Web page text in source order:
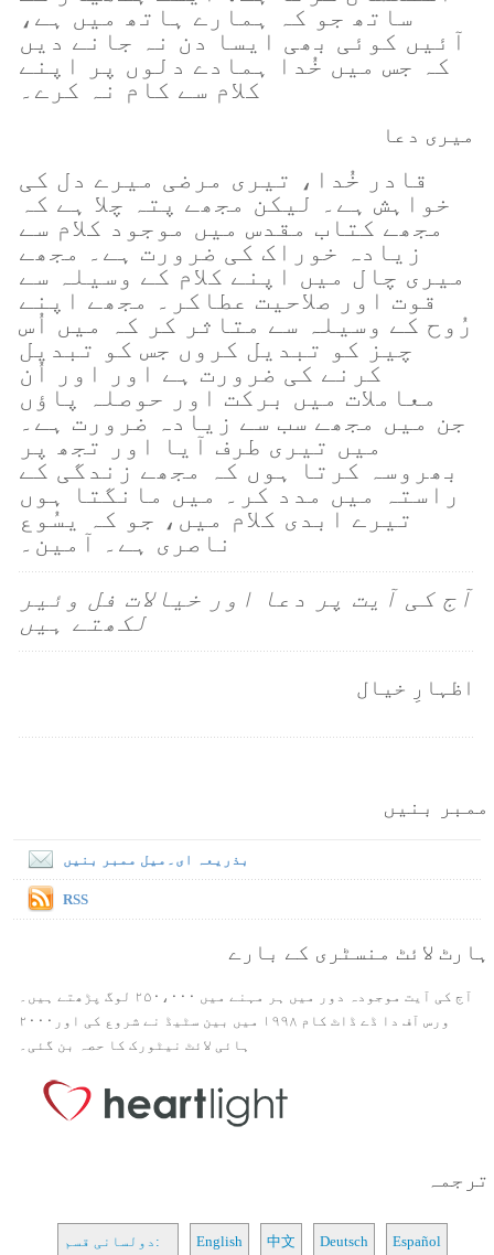
ساتھ جو کہ ہمارے ہاتھ میں ہے،
آئیں کوئی بھی ایسا دن نہ جانے دیں
کہ جس میں خُدا ہمادے دلوں پر اپنے
کلام سے کام نہ کرے۔
میری دعا
قادر خُدا، تیری مرضی میرے دل کی
خواہش ہے۔ لیکن مجھے پتہ چلا ہے کہ
مجھے کتاب مقدس میں موجود کلام سے
زیادہ خوراک کی ضرورت ہے۔ مجھے
میری چال میں اپنے کلام کے وسیلہ سے
قوت اور صلاحیت عطاکر۔ مجھے اپنے
رُوح کے وسیلہ سے متاثر کر کہ میں اُس
چیز کو تبدیل کروں جس کو تبدیل
کرنے کی ضرورت ہے اور اور اُن
معاملات میں برکت اور حوصلہ پاؤں
جن میں مجھے سب سے زیادہ ضرورت ہے۔
میں تیری طرف آیا اور تجھ پر
بھروسہ کرتا ہوں کہ مجھے زندگی کے
راستہ میں مدد کر۔ میں مانگتا ہوں
تیرے ابدی کلام میں، جو کہ یسُوع
ناصری ہے۔ آمین۔
آج کی آیت پر دعا اور خیالات فل وئیر
لکھتے ہیں
اظہارِ خیال
ممبر بنیں
بذریعہ ای۔میل ممبر بنیں
RSS
ہارٹ لائٹ منسٹری کے بارے
آج کی آیت موجودہ دور میں ہر مہنے میں ۲۵۰،۰۰۰ لوگ پڑھتے ہیں۔
ورس آف دا ڈے ڈاٹ کام ۱۹۹۸ میں بین سٹیڈ نے شروع کی اور۲۰۰۰
ہائی لائٹ نیٹورک کا حصہ بن گئی۔
ترجمہ
دولسانی قسم: English 中文 Deutsch Español